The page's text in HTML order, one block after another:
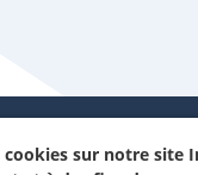
cookies sur notre site